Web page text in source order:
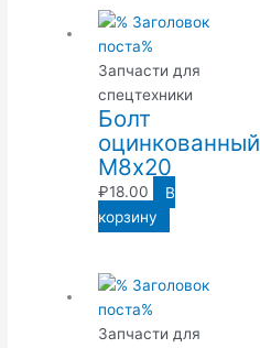
Запчасти для
спецтехники
Болт
оцинкованный
М8х20
₽18.00
В
корзину
Запчасти для